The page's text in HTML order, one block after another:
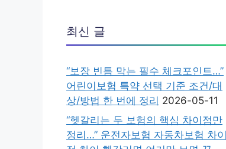
최신 글
“보장 빈틈 막는 필수 체크포인트…”
어린이보험 특약 선택 기준 조건/대
상/방법 한 번에 정리 2026-05-11
“헷갈리는 두 보험의 핵심 차이점만
정리…” 운전자보험 자동차보험 차이